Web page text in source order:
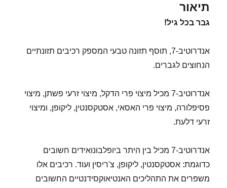
תיאור
גבר בכל גיל!
אנדרוטיב-7, תוסף תזונה טבעי המספק רכיבים תזונתיים
הנחוצים לגברים.
אנדרוטיב-7 מכיל מיצוי פרי הדקל, מיצוי זרעי פשתן, מיצוי
פסיפלורה, מיצוי פרי האסאי, אסטקסנטין, ליקופן, ומיצוי
זרעי דלעת.
אנדרוטיב-7 מכיל בין היתר ביופלבונואידים חשובים
כדוגמת: אסטקסנטין, ליקופן, צ'ריסין ועוד. רכיבים אלו
משפרים את התהליכים האנטיאוקסידנטיים החשובים